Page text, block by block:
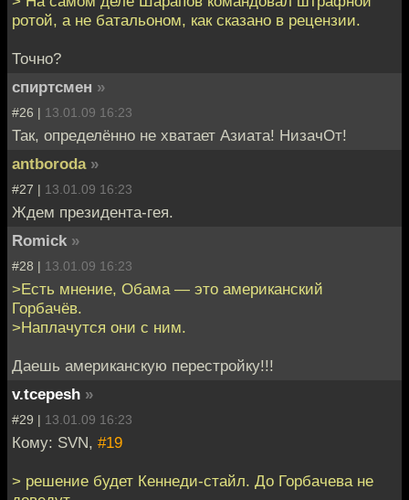
ротой, а не батальоном, как сказано в рецензии.
Точно?
спиртсмен »
#26 | 13.01.09 16:23
Так, определённо не хватает Азиата! НизачОт!
antboroda »
#27 | 13.01.09 16:23
Ждем президента-гея.
Romick »
#28 | 13.01.09 16:23
>Есть мнение, Обама — это американский
Горбачёв.
>Наплачутся они с ним.
Даешь американскую перестройку!!!
v.tcepesh »
#29 | 13.01.09 16:23
Кому: SVN, #19
> решение будет Кеннеди-стайл. До Горбачева не